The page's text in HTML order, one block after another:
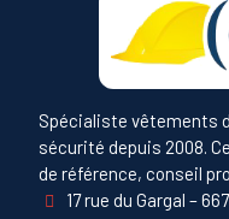
Spécialiste vêtements
sécurité depuis 2008.
de référence, conseil
17 rue du Gargal –